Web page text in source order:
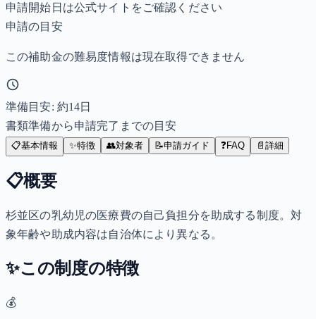
申請開始日は公式サイトをご確認ください
申請の目安
この補助金の難易度情報は現在取得できません
準備目安: 約14日
書類準備から申請完了までの目安
📋基本情報 ✨特徴 👥対象者 📝申請ガイド ❓FAQ 📄 詳細
📋概要
杉並区の乳幼児の医療費の自己負担分を助成する制度。対
象年齢や助成内容は自治体により異なる。
✨この制度の特徴
💰